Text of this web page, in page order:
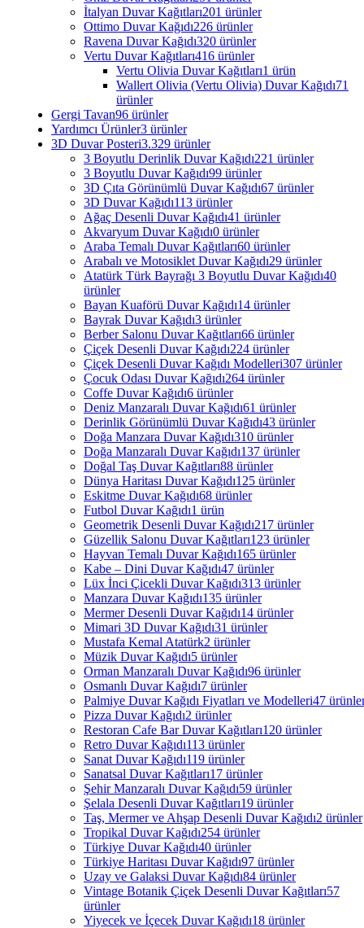
İtalyan Duvar Kağıtları201 ürünler
Ottimo Duvar Kağıdı226 ürünler
Ravena Duvar Kağıdı320 ürünler
Vertu Duvar Kağıtları416 ürünler
Vertu Olivia Duvar Kağıtları1 ürün
Wallert Olivia (Vertu Olivia) Duvar Kağıdı71
ürünler
Gergi Tavan96 ürünler
Yardımcı Ürünler3 ürünler
3D Duvar Posteri3.329 ürünler
3 Boyutlu Derinlik Duvar Kağıdı221 ürünler
3 Boyutlu Duvar Kağıdı99 ürünler
3D Çıta Görünümlü Duvar Kağıdı67 ürünler
3D Duvar Kağıdı113 ürünler
Ağaç Desenli Duvar Kağıdı41 ürünler
Akvaryum Duvar Kağıdı0 ürünler
Araba Temalı Duvar Kağıtları60 ürünler
Arabalı ve Motosiklet Duvar Kağıdı29 ürünler
Atatürk Türk Bayrağı 3 Boyutlu Duvar Kağıdı40
ürünler
Bayan Kuaförü Duvar Kağıdı14 ürünler
Bayrak Duvar Kağıdı3 ürünler
Berber Salonu Duvar Kağıtları66 ürünler
Çiçek Desenli Duvar Kağıdı224 ürünler
Çiçek Desenli Duvar Kağıdı Modelleri307 ürünler
Çocuk Odası Duvar Kağıdı264 ürünler
Coffe Duvar Kağıdı6 ürünler
Deniz Manzaralı Duvar Kağıdı61 ürünler
Derinlik Görünümlü Duvar Kağıdı43 ürünler
Doğa Manzara Duvar Kağıdı310 ürünler
Doğa Manzaralı Duvar Kağıdı137 ürünler
Doğal Taş Duvar Kağıtları88 ürünler
Dünya Haritası Duvar Kağıdı125 ürünler
Eskitme Duvar Kağıdı68 ürünler
Futbol Duvar Kağıdı1 ürün
Geometrik Desenli Duvar Kağıdı217 ürünler
Güzellik Salonu Duvar Kağıtları123 ürünler
Hayvan Temalı Duvar Kağıdı165 ürünler
Kabe – Dini Duvar Kağıdı47 ürünler
Lüx İnci Çicekli Duvar Kağıdı313 ürünler
Manzara Duvar Kağıdı135 ürünler
Mermer Desenli Duvar Kağıdı14 ürünler
Mimari 3D Duvar Kağıdı31 ürünler
Mustafa Kemal Atatürk2 ürünler
Müzik Duvar Kağıdı5 ürünler
Orman Manzaralı Duvar Kağıdı96 ürünler
Osmanlı Duvar Kağıdı7 ürünler
Palmiye Duvar Kağıdı Fiyatları ve Modelleri47
Pizza Duvar Kağıdı2 ürünler
Restoran Cafe Bar Duvar Kağıtları120 ürünler
Retro Duvar Kağıdı113 ürünler
Sanat Duvar Kağıdı119 ürünler
Sanatsal Duvar Kağıtları17 ürünler
Şehir Manzaralı Duvar Kağıdı59 ürünler
Şelala Desenli Duvar Kağıtları19 ürünler
Taş, Mermer ve Ahşap Desenli Duvar Kağıdı2 ürünler
Tropikal Duvar Kağıdı254 ürünler
Türkiye Duvar Kağıdı40 ürünler
Türkiye Haritası Duvar Kağıdı97 ürünler
Uzay ve Galaksi Duvar Kağıdı84 ürünler
Vintage Botanik Çiçek Desenli Duvar Kağıtları57
ürünler
Yiyecek ve İçecek Duvar Kağıdı18 ürünler